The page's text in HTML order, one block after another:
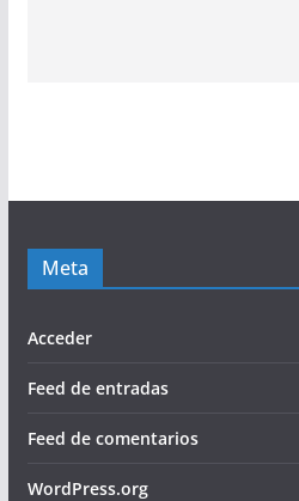
Meta
Acceder
Feed de entradas
Feed de comentarios
WordPress.org